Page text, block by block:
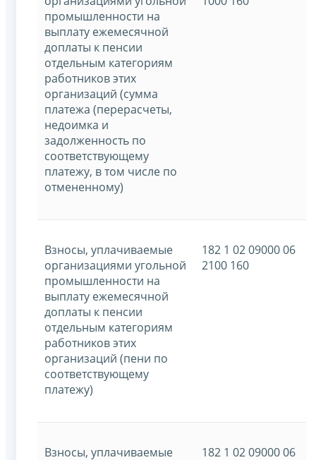
промышленности на
выплату ежемесячной
доплаты к пенсии
отдельным категориям
работников этих
организаций (сумма
платежа (перерасчеты,
недоимка и
задолженность по
соответствующему
платежу, в том числе по
отмененному)
Взносы, уплачиваемые
организациями угольной
промышленности на
выплату ежемесячной
доплаты к пенсии
отдельным категориям
работников этих
организаций (пени по
соответствующему
платежу)
182 1 02 09000 06
2100 160
Взносы, уплачиваемые
182 1 02 09000 06